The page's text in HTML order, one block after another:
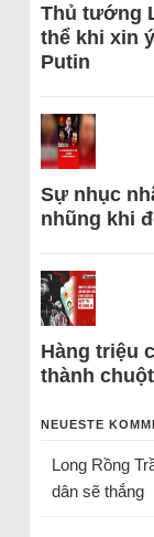
Thủ tướng
thể khi xin
Putin
Sự nhục
nhũng khi
Hàng triệu
thành
NEUESTE
Long Rồng
dân sẽ thắng